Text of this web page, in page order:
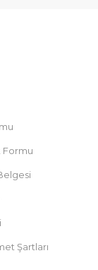
Formu
Şartları